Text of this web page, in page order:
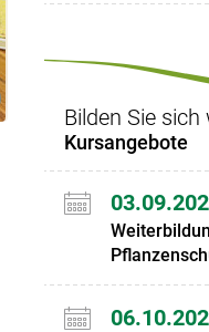
Bilden Sie sich
Kursangebote